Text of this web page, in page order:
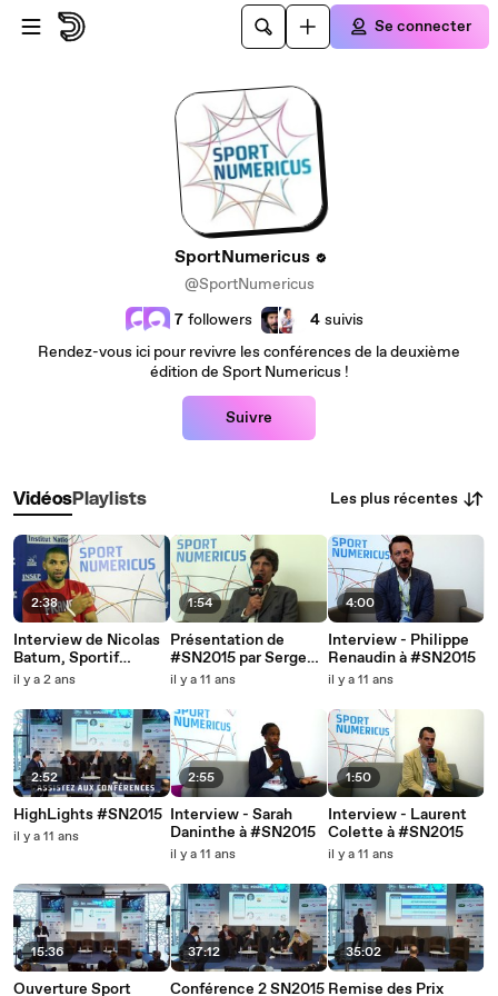
Passer au contenu principal
Se connecter
SportNumericus
@SportNumericus
7 followers 4 suivis
Rendez-vous ici pour revivre les conférences de la deuxième
édition de Sport Numericus !
Suivre
VidéosPlaylists Les plus récentes
2:38
Interview de Nicolas
Batum, Sportif
Numérique 2015
il y a 2 ans
2:52
HighLights #SN2015
il y a 11 ans
15:36
Ouverture Sport
1:54
Présentation de
#SN2015 par Serge
Valentin
il y a 11 ans
2:55
Interview - Sarah
Daninthe à #SN2015
il y a 11 ans
37:12
Conférence 2 SN2015
4:00
Interview - Philippe
Renaudin à #SN2015
il y a 11 ans
1:50
Interview - Laurent
Colette à #SN2015
il y a 11 ans
35:02
Remise des Prix